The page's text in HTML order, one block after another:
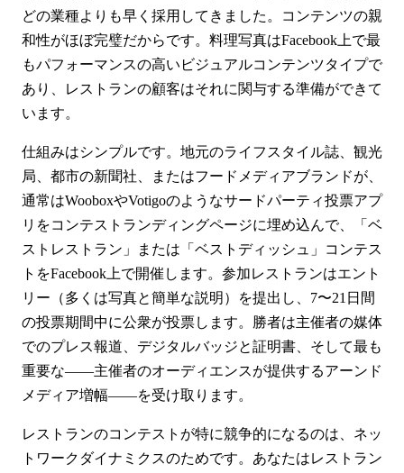
どの業種よりも早く採用してきました。コンテンツの親
和性がほぼ完璧だからです。料理写真はFacebook上で最
もパフォーマンスの高いビジュアルコンテンツタイプで
あり、レストランの顧客はそれに関与する準備ができて
います。
仕組みはシンプルです。地元のライフスタイル誌、観光
局、都市の新聞社、またはフードメディアブランドが、
通常はWooboxやVotigoのようなサードパーティ投票アプ
リをコンテストランディングページに埋め込んで、「ベ
ストレストラン」または「ベストディッシュ」コンテス
トをFacebook上で開催します。参加レストランはエント
リー（多くは写真と簡単な説明）を提出し、7〜21日間
の投票期間中に公衆が投票します。勝者は主催者の媒体
でのプレス報道、デジタルバッジと証明書、そして最も
重要な——主催者のオーディエンスが提供するアーンド
メディア増幅——を受け取ります。
レストランのコンテストが特に競争的になるのは、ネッ
トワークダイナミクスのためです。あなたはレストラン